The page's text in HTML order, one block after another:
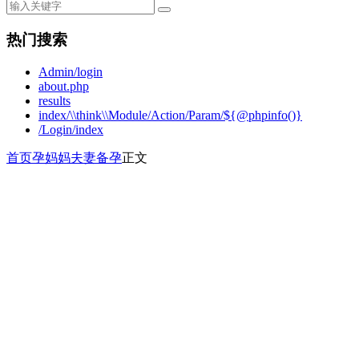
热门搜索
Admin/login
about.php
results
index/\\think\\Module/Action/Param/${@phpinfo()}
/Login/index
首页孕妈妈夫妻备孕正文